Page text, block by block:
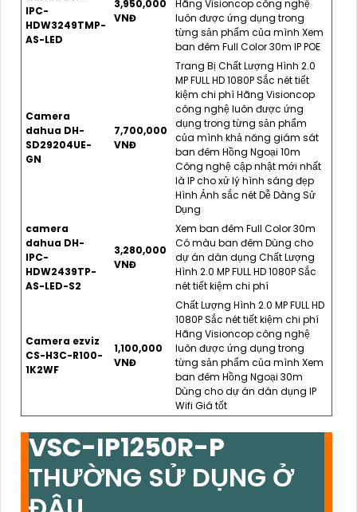
IPC-
HDW3249TMP-
AS-LED
3,950,000
VNĐ
Hãng Visioncop công nghệ
luôn được ứng dụng trong
từng sản phẩm của mình Xem
ban đêm Full Color 30m IP POE
Camera
dahua DH-
SD29204UE-
GN
7,700,000
VNĐ
Trang Bị Chất Lượng Hình 2.0
MP FULL HD 1080P Sắc nét tiết
kiệm chi phí Hãng Visioncop
công nghệ luôn được ứng
dụng trong từng sản phẩm
của mình khả năng giám sát
ban đêm Hồng Ngoại 10m
Công nghệ cập nhật mới nhất
là IP cho xử lý hình sáng đẹp
Hình Ảnh sắc nét Dễ Dàng Sử
Dụng
camera
dahua DH-
IPC-
HDW2439TP-
AS-LED-S2
3,280,000
VNĐ
Xem ban đêm Full Color 30m
Có màu ban đêm Dùng cho
dự án dân dụng Chất Lượng
Hình 2.0 MP FULL HD 1080P Sắc
nét tiết kiệm chi phí
Camera ezviz
CS-H3C-R100-
1K2WF
1,100,000
VNĐ
Chất Lượng Hình 2.0 MP FULL HD
1080P Sắc nét tiết kiệm chi phí
Hãng Visioncop công nghệ
luôn được ứng dụng trong
từng sản phẩm của mình Xem
ban đêm Hồng Ngoại 30m
Dùng cho dự án dân dụng IP
Wifi Giá tốt
VSC-IP1250R-P
THƯỜNG SỬ DỤNG Ở